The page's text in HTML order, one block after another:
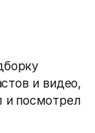
и видео,
и посмотрел